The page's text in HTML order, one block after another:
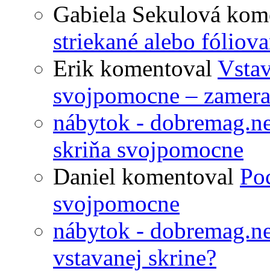
Gabiela Sekulová
striekané alebo
Erik komentoval
svojpomocne –
nábytok -
skriňa svojpomocne
Daniel komentoval
svojpomocne
nábytok -
vstavanej skrine?